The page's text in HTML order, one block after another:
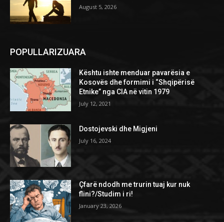
August 5, 2026
POPULLARIZUARA
Kështu ishte menduar pavarësia e
Kosovës dhe formimi i “Shqipërisë
Etnike” nga CIA në vitin 1979
July 12, 2021
Dostojevski dhe Migjeni
July 16, 2024
Çfarë ndodh me trurin tuaj kur nuk
flini?/Studim i ri!
January 23, 2026